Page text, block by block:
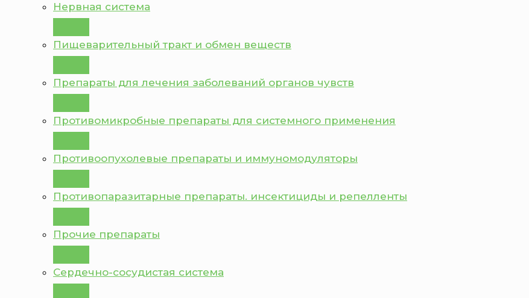
Нервная система
Пищеварительный тракт и обмен веществ
Препараты для лечения заболеваний органов чувств
Противомикробные препараты для системного применения
Противоопухолевые препараты и иммуномодуляторы
Противопаразитарные препараты. инсектициды и репелленты
Прочие препараты
Сердечно-сосудистая система